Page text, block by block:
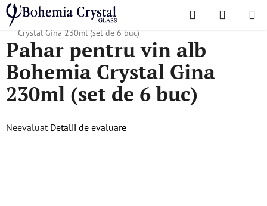
Treci
conținut
Căutare
DE
Acasă
/ Colecții populare / Gina
Pahar pentru vin alb Bohemia
Crystal Gina 230ml (set de 6 buc)
Pahar pentru vin alb
Bohemia Crystal Gina
230ml (set de 6 buc)
Evaluarea
Neevaluat Detalii de evaluare